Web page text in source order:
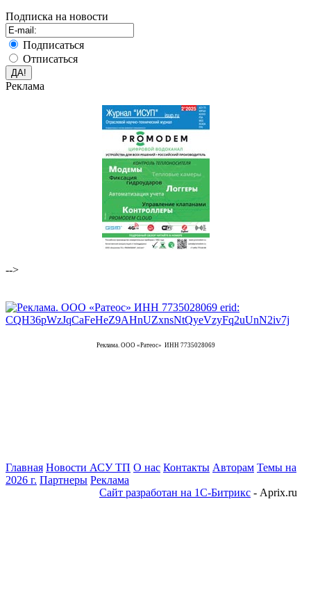
Подписка на новости
Подписаться
Отписаться
Реклама
-->
Реклама. ООО «Ратеос» ИНН 7735028069
Главная Новости АСУ ТП О нас Контакты Авторам Темы на
2026 г. Партнеры Реклама
Сайт разработан на 1С-Битрикс - Aprix.ru